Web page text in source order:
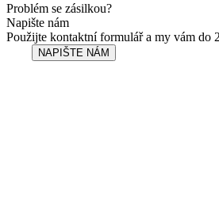
Problém se zásilkou?
Napište nám
Použijte kontaktní formulář a my vám do